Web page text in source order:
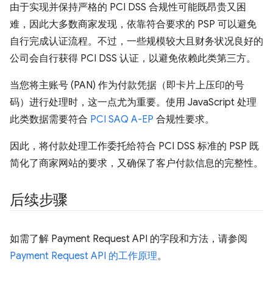
由于实现并保持严格的 PCI DSS 合规性可能既昂贵又困
难，因此大多数商家发现，依靠符合要求的 PSP 可以避免
自行完成认证流程。不过，一些规模较大且财务状况良好的
公司会自行获得 PCI DSS 认证，以避免依赖此类第三方。
当您将主账号 (PAN) 作为付款凭据（即卡片上压印的号
码）进行处理时，这一点尤为重要。使用 JavaScript 处理
此类数据需要符合 PCI SAQ A-EP 合规性要求。
因此，将付款处理工作委托给符合 PCI DSS 标准的 PSP 既
简化了商家网站的要求，又确保了客户付款信息的完整性。
后续步骤
如需了解 Payment Request API 的字段和方法，请参阅
Payment Request API 的工作原理。